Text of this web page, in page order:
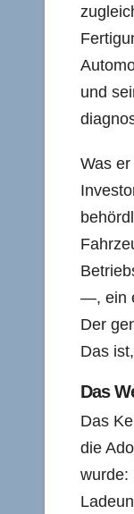
und
Was
—, ein
Der
Das
Das
Das
die
wurde: